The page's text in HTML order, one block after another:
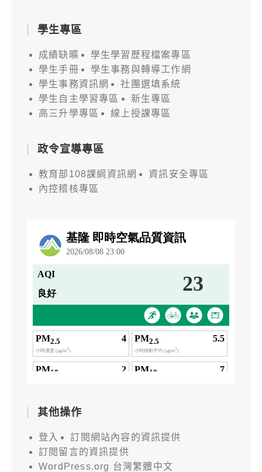
學生專區
成績缺曠
學生學習歷程檔案專區
學生手冊
學生事務與轉導工作網
學生事務資訊網
社團選填系統
學生自主學習專區
新生專區
高三升學專區
線上授課專區
政令宣導專區
教育部108課綱資訊網
資訊安全專區
內控稽核專區
其他操作
登入
訂閱網站內容的資訊提供
訂閱留言的資訊提供
WordPress.org 台灣繁體中文